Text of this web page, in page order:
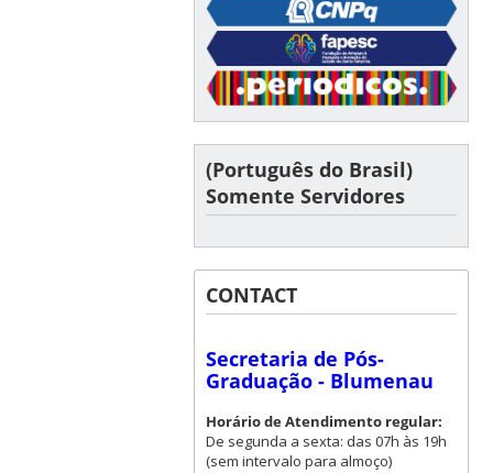
(Português do Brasil)
Somente Servidores
CONTACT
Secretaria de Pós-
Graduação - Blumenau
Horário de Atendimento regular:
De segunda a sexta: das 07h às 19h
(sem intervalo para almoço)